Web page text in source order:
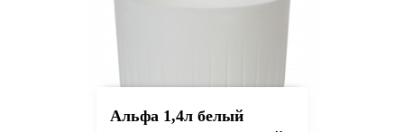
Альфа 1,4л белый